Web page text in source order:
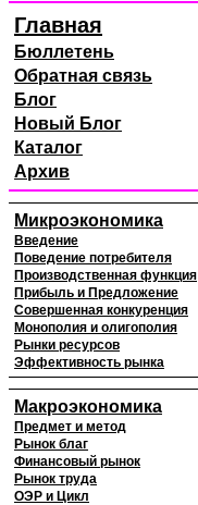
Главная
Бюллетень
Обратная связь
Блог
Новый Блог
Каталог
Архив
Микроэкономика
Введение
Поведение потребителя
Производственная функция
Прибыль и Предложение
Совершенная конкуренция
Монополия и олигополия
Рынки ресурсов
Эффективность рынка
Макроэкономика
Предмет и метод
Рынок благ
Финансовый рынок
Рынок труда
ОЭР и Цикл